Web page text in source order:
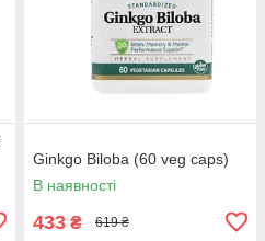
Ginkgo Biloba (60 veg caps)
В наявності
433 ₴ 619 ₴